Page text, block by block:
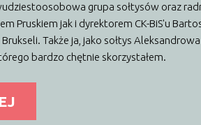
grupa sołtysów oraz
Pruskiem jak i dyrektorem CK-BiS'u
Także ja, jako sołtys
bardzo chętnie skorzystałem.